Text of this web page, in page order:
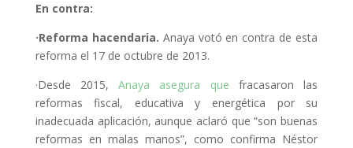
En contra:
·Reforma hacendaria. Anaya votó en contra de esta
reforma el 17 de octubre de 2013.
·Desde 2015,Anaya asegura que fracasaron las
reformas fiscal, educativa y energética por su
inadecuada aplicación, aunque aclaró que “son buenas
reformas en malas manos”, como confirma Néstor